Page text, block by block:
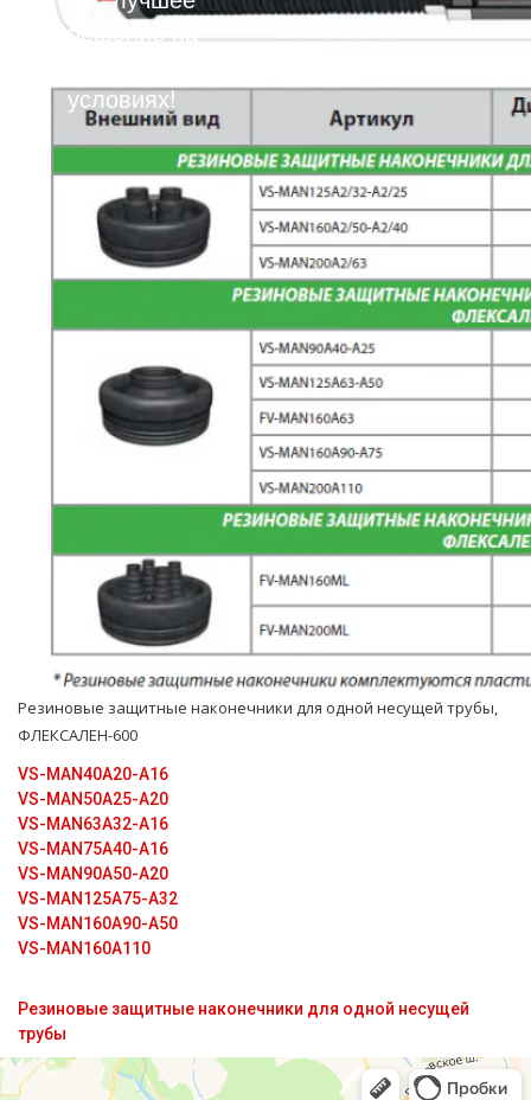
решение на
условиях!
Резиновые защитные наконечники для одной несущей тpубы,
ФЛЕКСАЛЕН-600
VS-MAN40A20-A16
VS-MAN50A25-A20
VS-MAN63A32-A16
VS-MAN75A40-A16
VS-MAN90A50-A20
VS-MAN125A75-A32
VS-MAN160A90-A50
VS-MAN160A110
Резиновые защитные наконечники для одной несущей
трубы